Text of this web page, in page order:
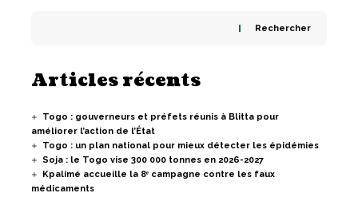
Rechercher
Articles récents
Togo : gouverneurs et préfets réunis à Blitta pour
améliorer l’action de l’État
Togo : un plan national pour mieux détecter les épidémies
Soja : le Togo vise 300 000 tonnes en 2026-2027
Kpalimé accueille la 8ᵉ campagne contre les faux
médicaments